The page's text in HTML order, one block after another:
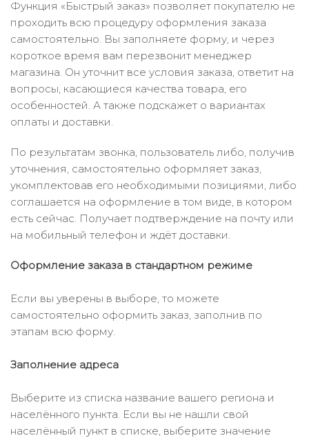
Функция «Быстрый заказ» позволяет покупателю не
проходить всю процедуру оформления заказа
самостоятельно. Вы заполняете форму, и через
короткое время вам перезвонит менеджер
магазина. Он уточнит все условия заказа, ответит на
вопросы, касающиеся качества товара, его
особенностей. А также подскажет о вариантах
оплаты и доставки.
По результатам звонка, пользователь либо, получив
уточнения, самостоятельно оформляет заказ,
укомплектовав его необходимыми позициями, либо
соглашается на оформление в том виде, в котором
есть сейчас. Получает подтверждение на почту или
на мобильный телефон и ждёт доставки.
Оформление заказа в стандартном режиме
Если вы уверены в выборе, то можете
самостоятельно оформить заказ, заполнив по
этапам всю форму.
Заполнение адреса
Выберите из списка название вашего региона и
населённого пункта. Если вы не нашли свой
населённый пункт в списке, выберите значение